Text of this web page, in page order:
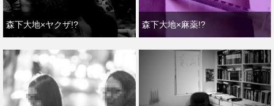
森下大地×ヤクザ!? 森下大地×麻薬!?